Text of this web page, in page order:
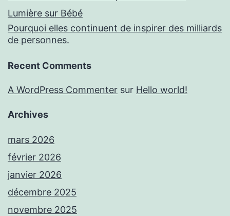
Lumière sur Bébé
Pourquoi elles continuent de inspirer des milliards
de personnes.
Recent Comments
A WordPress Commenter sur Hello world!
Archives
mars 2026
février 2026
janvier 2026
décembre 2025
novembre 2025